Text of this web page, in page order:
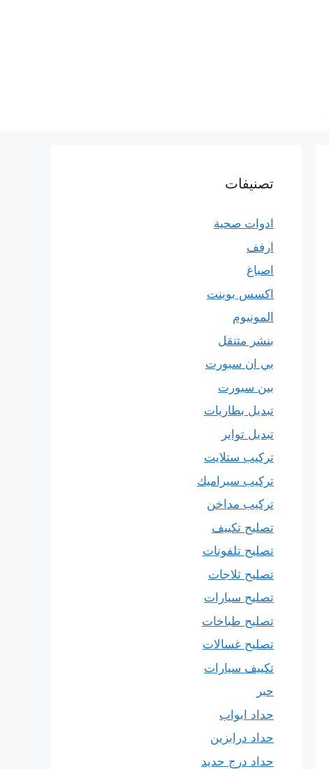
تصنيفات
ادوات صحية
ارفف
اصباغ
اكسس بوينت
المونيوم
بنشر متنقل
بي ان سبورت
بين سبورت
تبديل بطاريات
تبديل تواير
تركيب ستلايت
تركيب سيراميك
تركيب مداخن
تصليح تكييف
تصليح تلفونات
تصليح ثلاجات
تصليح سيارات
تصليح طباخات
تصليح غسالات
تكييف سيارات
حبر
حداد ابواب
حداد درابزين
حداد درج حديد